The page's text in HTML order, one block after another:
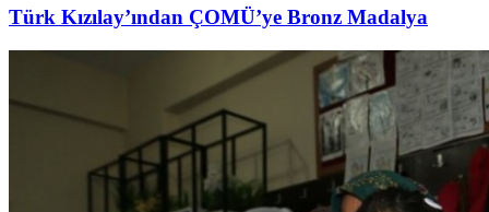
Türk Kızılay’ından ÇOMÜ’ye Bronz Madalya